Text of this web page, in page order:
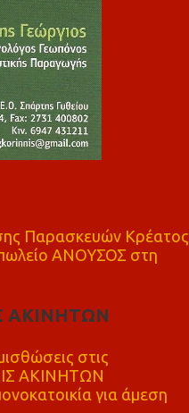
Παρασκευών Κρέατος
ΑΝΟΥΣΟΣ στη
ΑΚΙΝΗΤΩΝ
στις
ΑΚΙΝΗΤΩΝ
για άμεση